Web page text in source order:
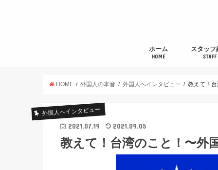
ホーム
HOME
スタッフ
STAFF
HOME 外国人の本音 外国人へインタビュー 教えて！
外国人へインタビュー
2021.07.19 2021.09.05
教えて！台湾のこと！〜外